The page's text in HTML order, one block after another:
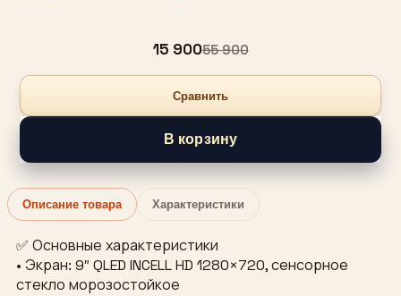
15 90055 900
Сравнить
В корзину
Описание товара Характеристики
✅ Основные характеристики
• Экран: 9″ QLED INCELL HD 1280×720, сенсорное
стекло морозостойкое